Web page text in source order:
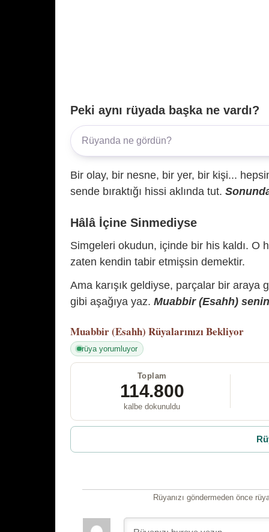
Peki aynı rüyada başka ne vardı?
Bir olay, bir nesne, bir yer, bir kişi...
sende bıraktığı hissi aklında tut.
Hâlâ İçine Sinmediyse
Simgeleri okudun, içinde bir his kaldı. O
zaten kendin tabir etmişsin demektir.
Ama karışık geldiyse, parçalar bir araya
gibi aşağıya yaz. Muabbir (Esahh)
Muabbir (Esahh) Rüyalarınızı Bekliyor
rüya yorumluyor
Toplam
114.800
kalbe dokunuldu
Rüyanızı göndermeden önce